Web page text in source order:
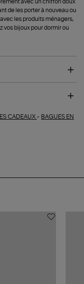
avec un chiffon doux
de les porter à nouveau ou
les produits ménagers,
vos bijoux pour dormir ou
CADEAUX - BAGUES EN